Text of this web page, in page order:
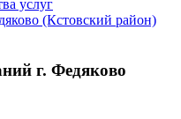
услуг
(Кстовский район)
г. Федяково